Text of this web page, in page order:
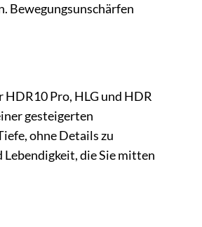
Bewegungsunschärfen
Pro, HLG und HDR
gesteigerten
ohne Details zu
die Sie mitten